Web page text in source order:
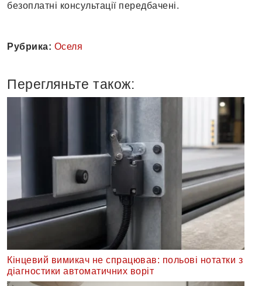
безоплатні консультації передбачені.
Рубрика: Оселя
Перегляньте також:
Кінцевий вимикач не спрацював: польові нотатки з
діагностики автоматичних воріт